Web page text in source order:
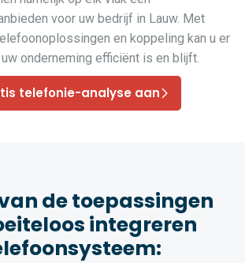
voor uw bedrijf in Lauw. Met
en koppeling kan u er
onderneming efficiënt is en blijft.
telefonie-analyse aan
de toepassingen
integreren